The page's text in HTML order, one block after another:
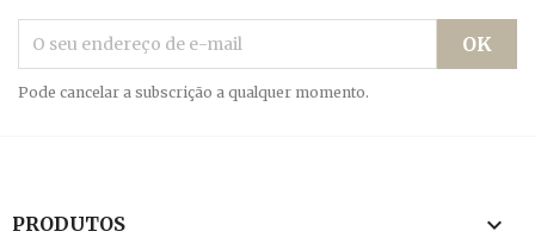
Pode cancelar a subscrição a qualquer momento.
PRODUTOS 